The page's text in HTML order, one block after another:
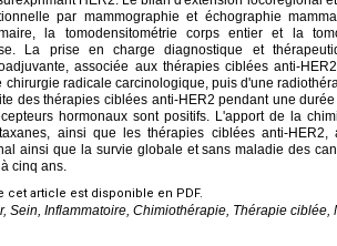
par mammographie et échographie
la tomodensitométrie corps entier et la
La prise en charge diagnostique et
associée aux thérapies ciblées anti-
chirurgie radicale carcinologique, puis d'une
des thérapies ciblées anti-HER2 pendant une
hormonaux sont positifs. L'apport de la
ainsi que les thérapies ciblées anti-
ainsi que la survie globale et sans maladie des
cinq ans.
cet article est disponible en PDF.
Sein, Inflammatoire, Chimiothérapie, Thérapie ciblée,